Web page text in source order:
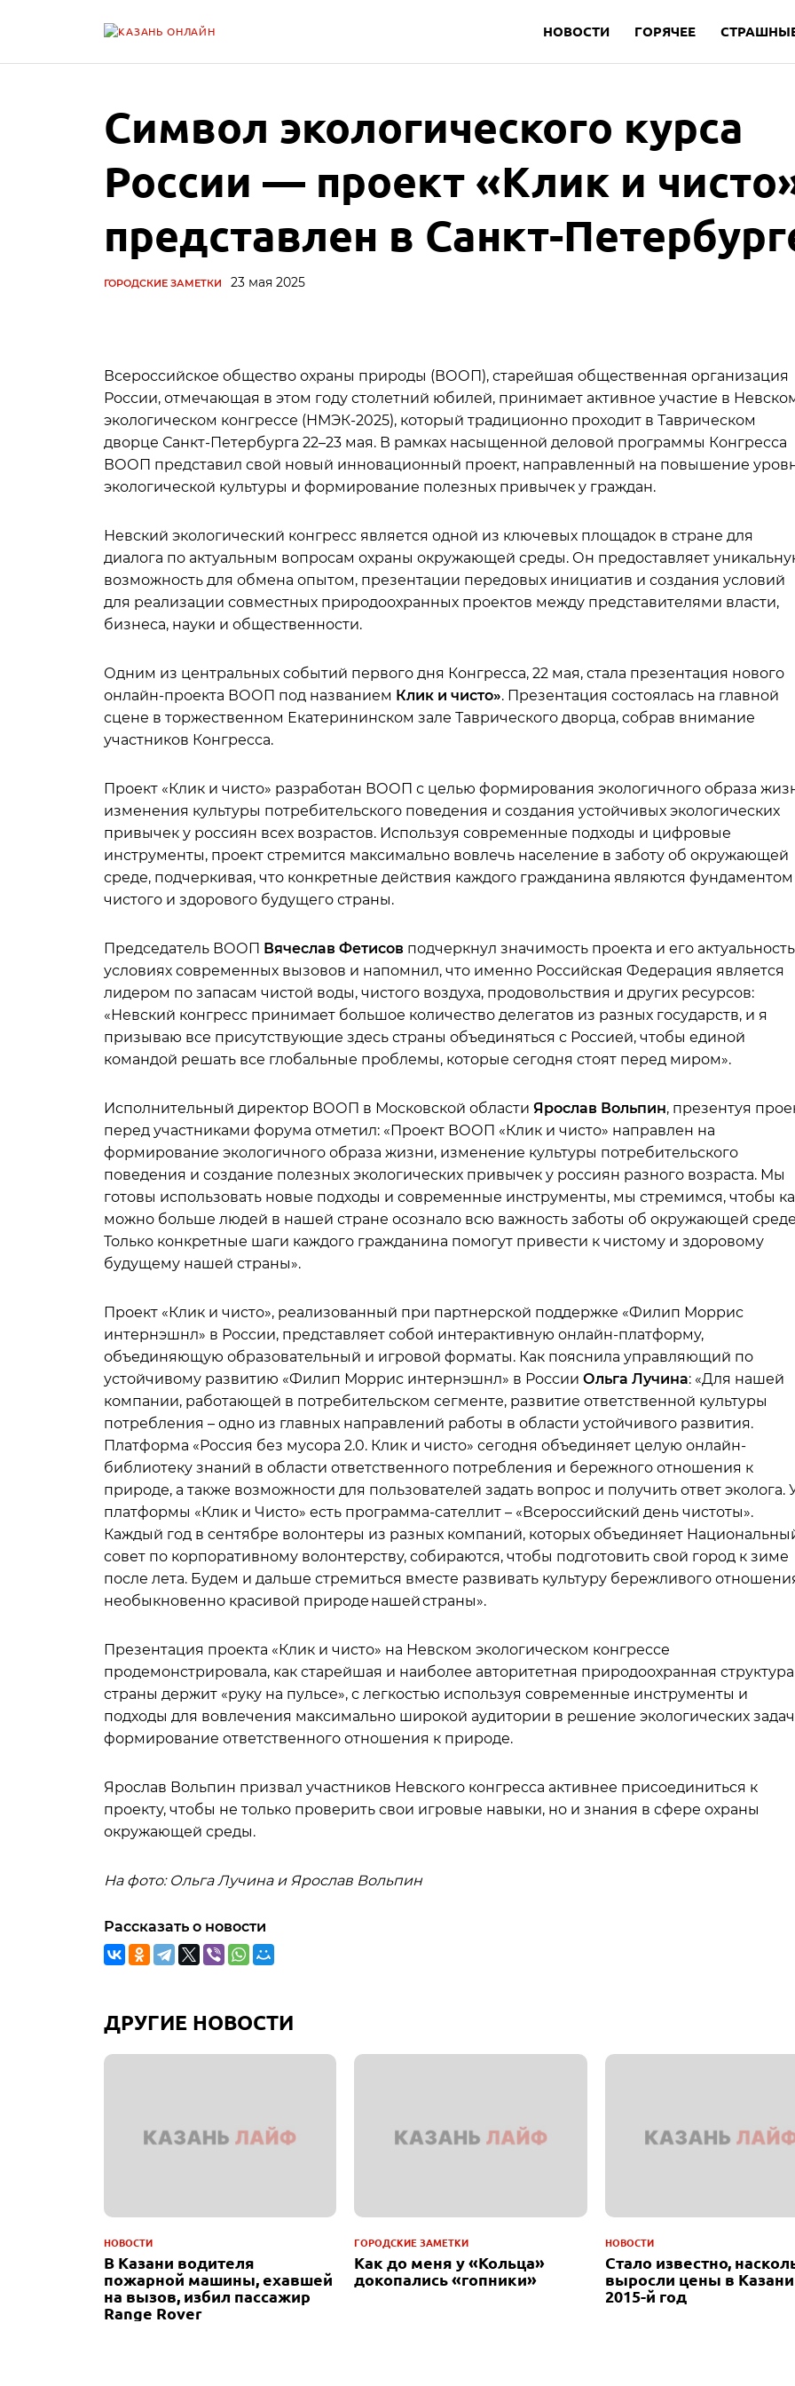
НОВОСТИ ГОРЯЧЕЕ
Символ экологического курса
России — проект «Клик и
представлен в Санкт-
ГОРОДСКИЕ ЗАМЕТКИ 23 мая 2025
Всероссийское общество охраны природы (ВООП), старейшая общественная организация
России, отмечающая в этом году столетний юбилей, принимает активное участие в
экологическом конгрессе (НМЭК-2025), который традиционно проходит в Таврическом
дворце Санкт-Петербурга 22–23 мая. В рамках насыщенной деловой программы Конгресса
ВООП представил свой новый инновационный проект, направленный на повышение
экологической культуры и формирование полезных привычек у граждан.
Невский экологический конгресс является одной из ключевых площадок в стране для
диалога по актуальным вопросам охраны окружающей среды. Он предоставляет
возможность для обмена опытом, презентации передовых инициатив и создания условий
для реализации совместных природоохранных проектов между представителями власти,
бизнеса, науки и общественности.
Одним из центральных событий первого дня Конгресса, 22 мая, стала презентация нового
онлайн-проекта ВООП под названием Клик и чисто». Презентация состоялась на главной
сцене в торжественном Екатерининском зале Таврического дворца, собрав внимание
участников Конгресса.
Проект «Клик и чисто» разработан ВООП с целью формирования экологичного образа
изменения культуры потребительского поведения и создания устойчивых экологических
привычек у россиян всех возрастов. Используя современные подходы и цифровые
инструменты, проект стремится максимально вовлечь население в заботу об окружающей
среде, подчеркивая, что конкретные действия каждого гражданина являются фундаментом
чистого и здорового будущего страны.
Председатель ВООП Вячеслав Фетисов подчеркнул значимость проекта и его
условиях современных вызовов и напомнил, что именно Российская Федерация является
лидером по запасам чистой воды, чистого воздуха, продовольствия и других ресурсов:
«Невский конгресс принимает большое количество делегатов из разных государств, и я
призываю все присутствующие здесь страны объединяться с Россией, чтобы единой
командой решать все глобальные проблемы, которые сегодня стоят перед миром».
Исполнительный директор ВООП в Московской области Ярослав Вольпин, презентуя
перед участниками форума отметил: «Проект ВООП «Клик и чисто» направлен на
формирование экологичного образа жизни, изменение культуры потребительского
поведения и создание полезных экологических привычек у россиян разного возраста. Мы
готовы использовать новые подходы и современные инструменты, мы стремимся, чтобы
можно больше людей в нашей стране осознало всю важность заботы об окружающей
Только конкретные шаги каждого гражданина помогут привести к чистому и здоровому
будущему нашей страны».
Проект «Клик и чисто», реализованный при партнерской поддержке «Филип Моррис
интернэшнл» в России, представляет собой интерактивную онлайн-платформу,
объединяющую образовательный и игровой форматы. Как пояснила управляющий по
устойчивому развитию «Филип Моррис интернэшнл» в России Ольга Лучина: «Для нашей
компании, работающей в потребительском сегменте, развитие ответственной культуры
потребления – одно из главных направлений работы в области устойчивого развития.
Платформа «Россия без мусора 2.0. Клик и чисто» сегодня объединяет целую онлайн-
библиотеку знаний в области ответственного потребления и бережного отношения к
природе, а также возможности для пользователей задать вопрос и получить ответ эколога.
платформы «Клик и Чисто» есть программа-сателлит – «Всероссийский день чистоты».
Каждый год в сентябре волонтеры из разных компаний, которых объединяет
совет по корпоративному волонтерству, собираются, чтобы подготовить свой город к зиме
после лета. Будем и дальше стремиться вместе развивать культуру бережливого
необыкновенно красивой природе нашей страны».
Презентация проекта «Клик и чисто» на Невском экологическом конгрессе
продемонстрировала, как старейшая и наиболее авторитетная природоохранная структура
страны держит «руку на пульсе», с легкостью используя современные инструменты и
подходы для вовлечения максимально широкой аудитории в решение экологических
формирование ответственного отношения к природе.
Ярослав Вольпин призвал участников Невского конгресса активнее присоединиться к
проекту, чтобы не только проверить свои игровые навыки, но и знания в сфере охраны
окружающей среды.
На фото: Ольга Лучина и Ярослав Вольпин
Рассказать о новости
ДРУГИЕ НОВОСТИ
НОВОСТИ
В Казани водителя
пожарной машины, ехавшей
на вызов, избил пассажир
Range Rover
ГОРОДСКИЕ ЗАМЕТКИ
Как до меня у «Кольца»
докопались «гопники»
НОВОСТИ
Стало известно,
выросли цены в Казани
2015-й год